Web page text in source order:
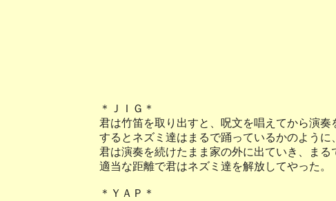
＊ＪＩＧ＊
君は竹笛を取り出すと、呪文を唱えてから演奏
するとネズミ達はまるで踊っているかのように
君は演奏を続けたまま家の外に出ていき、まる
適当な距離で君はネズミ達を解放してやった。
＊ＹＡＰ＊